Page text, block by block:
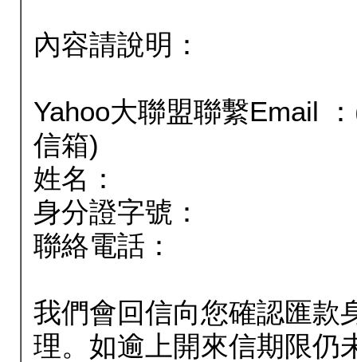
內容請說明：
Yahoo大聯盟聯繫Email
信箱)
姓名：
身分證字號：
聯絡電話：
我們會回信向您確認匯款
理。如逾上開來信期限仍